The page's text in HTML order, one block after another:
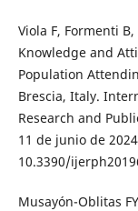
Viola F, Formenti
Knowledge and
Population
Brescia, Italy.
Research and
11 de junio de
10.3390/
Musayón-Oblitas